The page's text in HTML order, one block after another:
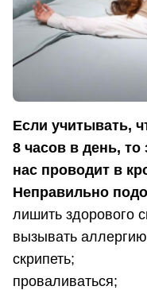
Если учитывать,
8 часов в день,
нас проводит в
Неправильно
лишить здорового
вызывать
скрипеть;
проваливаться;